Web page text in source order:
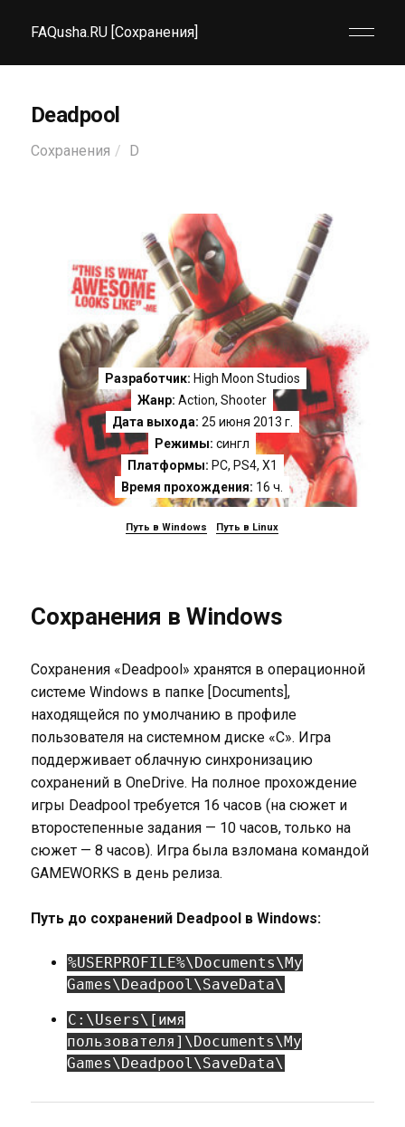
FAQusha.RU [Сохранения]
Deadpool
Сохранения D
Разработчик: High Moon Studios
Жанр: Action,Shooter
Дата выхода: 25 июня 2013 г.
Режимы: сингл
Платформы: PC, PS4, X1
Время прохождения: 16 ч.
Путь в Windows Путь в Linux
Сохранения в Windows
Сохранения «Deadpool» хранятся в операционной
системе Windows в папке [Documents],
находящейся по умолчанию в профиле
пользователя на системном диске «C». Игра
поддерживает облачную синхронизацию
сохранений в OneDrive. На полное прохождение
игры Deadpool требуется 16 часов (на сюжет и
второстепенные задания — 10 часов, только на
сюжет — 8 часов). Игра была взломана командой
GAMEWORKS в день релиза.
Путь до сохранений Deadpool в Windows:
%USERPROFILE%\Documents\My
Games\Deadpool\SaveData\
C:\Users\[имя
пользователя]\Documents\My
Games\Deadpool\SaveData\